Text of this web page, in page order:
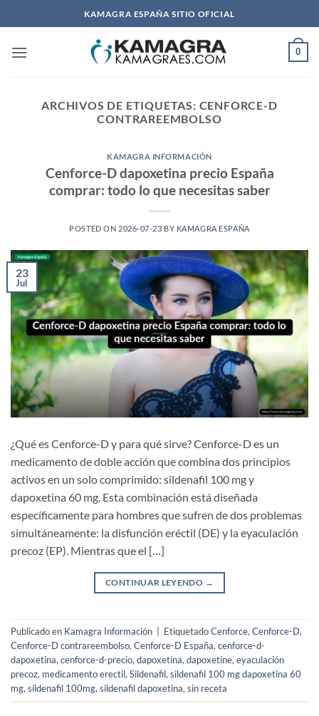
al
KAMAGRA ESPAÑA SITIO OFICIAL
0
ARCHIVOS DE ETIQUETAS: CENFORCE-D
CONTRAREEMBOLSO
KAMAGRA INFORMACIÓN
Cenforce-D dapoxetina precio España
comprar: todo lo que necesitas saber
POSTED ON 2026-07-23 BY KAMAGRA ESPAÑA
23
Jul
¿Qué es Cenforce-D y para qué sirve? Cenforce-D es un
medicamento de doble acción que combina dos principios
activos en un solo comprimido: sildenafil 100 mg y
dapoxetina 60 mg. Esta combinación está diseñada
específicamente para hombres que sufren de dos problemas
simultáneamente: la disfunción eréctil (DE) y la eyaculación
precoz (EP). Mientras que el […]
CONTINUAR LEYENDO →
Publicado en Kamagra Información EtiquetadoCenforce,Cenforce-D,
Cenforce-D contrareembolso,Cenforce-D España,cenforce-d-
dapoxetina,cenforce-d-precio,dapoxetina,dapoxetine,eyaculación
precoz, medicamento erectil,Sildenafil,sildenafil 100 mg dapoxetina 60
mg,sildenafil 100mg,sildenafil dapoxetina,sin receta